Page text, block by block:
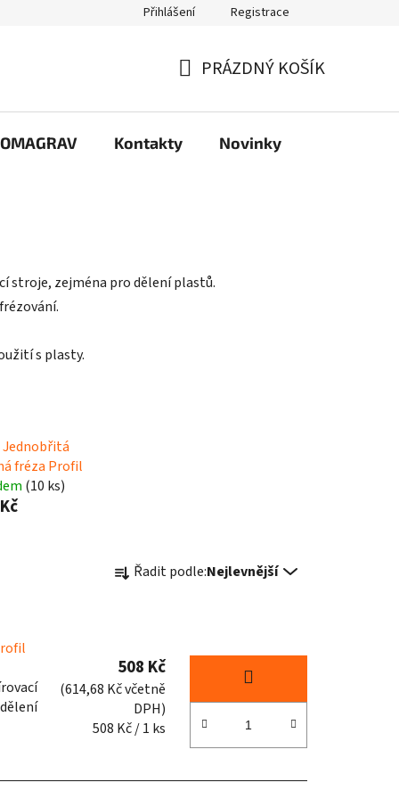
Přihlášení Registrace
KOŠÍK
PRÁZDNÝ KOŠÍK
Kontakty Novinky
stroje, zejména pro dělení plastů.
s plasty.
Jednobřitá
fréza Profil
(10 ks)
a
í
p
r
u
Řadit podle:Nejlevnější
508 Kč
(614,68 Kč včetně
DPH)
Měrná
508 Kč / 1 ks